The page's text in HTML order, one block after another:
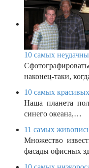
10 самых
наконец-таки,
10 самых
Наша планета
синего океана,…
11 самых
Множество
фасады офисных